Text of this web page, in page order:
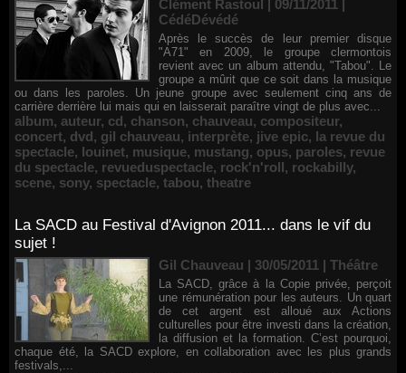
Clément Rastoul | 09/11/2011 |
CédéDévédé
Après le succès de leur premier disque
"A71" en 2009, le groupe clermontois
revient avec un album attendu, "Tabou". Le
groupe a mûrit que ce soit dans la musique
ou dans les paroles. Un jeune groupe avec seulement cinq ans de
carrière derrière lui mais qui en laisserait paraître vingt de plus avec...
album, auteur, cd, chanson, chauveau, compositeur,
concert, dvd, gil chauveau, interprète, jive epic, la revue du
spectacle, louinet, musique, mustang, opus, paroles, revue
du spectacle, revueduspectacle, rock'n'roll, rockabilly,
scene, sony, spectacle, tabou, theatre
La SACD au Festival d'Avignon 2011... dans le vif du
sujet !
Gil Chauveau | 30/05/2011 | Théâtre
La SACD, grâce à la Copie privée, perçoit
une rémunération pour les auteurs. Un quart
de cet argent est alloué aux Actions
culturelles pour être investi dans la création,
la diffusion et la formation. C’est pourquoi,
chaque été, la SACD explore, en collaboration avec les plus grands
festivals,...